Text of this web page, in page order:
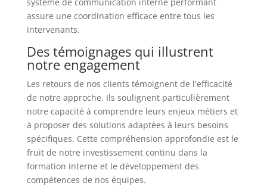
assure une coordination efficace entre tous les
intervenants.
Des témoignages qui illustrent
notre engagement
Les retours de nos clients témoignent de l'efficacité
de notre approche. Ils soulignent particulièrement
notre capacité à comprendre leurs enjeux métiers et
à proposer des solutions adaptées à leurs besoins
spécifiques. Cette compréhension approfondie est le
fruit de notre investissement continu dans la
formation interne et le développement des
compétences de nos équipes.